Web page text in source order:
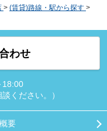
> (賃貸)路線・駅から探す >
わせ
18:00
ください。）
要